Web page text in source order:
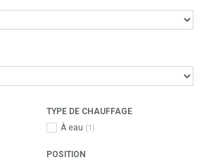
TYPE DE CHAUFFAGE
À eau (1)
POSITION